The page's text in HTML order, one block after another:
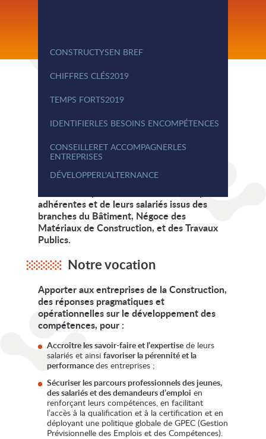
CONSTRUCTYSEN BREF
CHIFFRES CLÉS2019
TEMPS FORTS2019
IDENTIFIERLES BESOINS ENCOMPÉTENCES
CONSEILLERET ACCOMPAGNERLES
ENTREPRISES
DÉVELOPPERL'ALTERNANCE
Constructys contribue au développement de
adhérentes et de leurs salariés issus des
branches du Bâtiment, Négoce des
Matériaux de Construction, et des Travaux
Publics.
Notre vocation
Apporter aux entreprises de la Construction,
des réponses pragmatiques et
opérationnelles sur le développement des
compétences, pour :
Accroître les savoir-faire et l’expertise de leurs
salariés et ainsi favoriser la pérennité et la
performancedes entreprises ;
Sécuriser les parcours professionnels des jeunes,
des salariés et des demandeurs d’emploi en
renforçant leurs compétences, en facilitant
l’accès à la qualification et à la certification et en
déployant une politique globale de GPEC (Gestion
Prévisionnelle des Emplois et des Compétences).